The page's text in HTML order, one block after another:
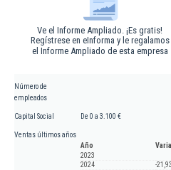
Ve el Informe Ampliado. ¡Es gratis!
Regístrese en eInforma y le regalamos
el Informe Ampliado de esta empresa
Número de
empleados
Capital Social De 0 a 3.100 €
Ventas últimos años
Año
2023
2024
-